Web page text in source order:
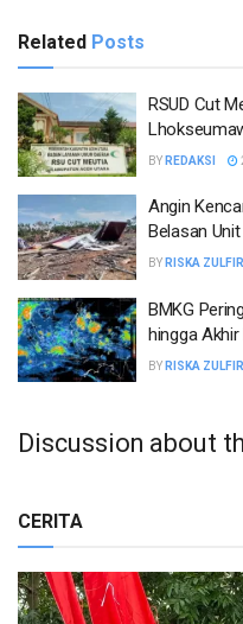
Related Posts
RSUD Cut
BY REDAKSI
Angin
Belasan
BY RISKA
BMKG
hingga Akhir
BY RISKA
Discussion about
CERITA